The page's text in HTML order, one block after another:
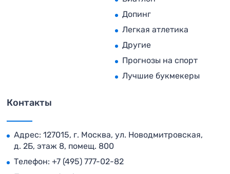
Допинг
Легкая атлетика
Другие
Прогнозы на спорт
Лучшие букмекеры
Контакты
Адрес: 127015, г. Москва, ул. Новодмитровская,
д. 2Б, этаж 8, помещ. 800
Телефон: +7 (495) 777-02-82